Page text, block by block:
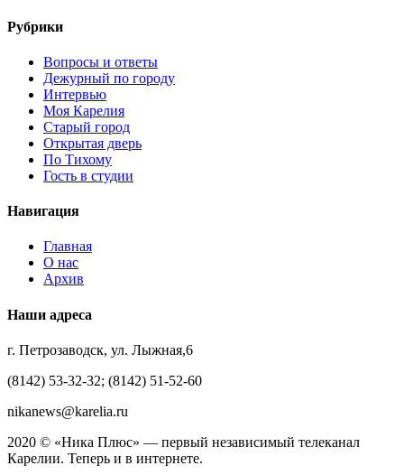
Рубрики
Вопросы и ответы
Дежурный по городу
Интервью
Моя Карелия
Старый город
Открытая дверь
По Тихому
Гость в студии
Навигация
Главная
О нас
Архив
Наши адреса
г. Петрозаводск, ул. Лыжная,6
(8142) 53-32-32; (8142) 51-52-60
nikanews@karelia.ru
2020 © «Ника Плюс» — первый независимый телеканал
Карелии. Теперь и в интернете.